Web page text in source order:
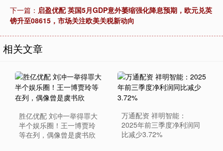
下一篇： 启盈优配 英国5月GDP意外萎缩强化降息预期，欧元兑英
镑升至08615，市场关注欧美关税新动向
相关文章
胜亿优配 刘冲一举得罪大
半个娱乐圈！王一博贾玲
等在列，偶像曾是虞书欣
万通配资 祥明智能：
2025年前三季度净利润同
比减少3.72%